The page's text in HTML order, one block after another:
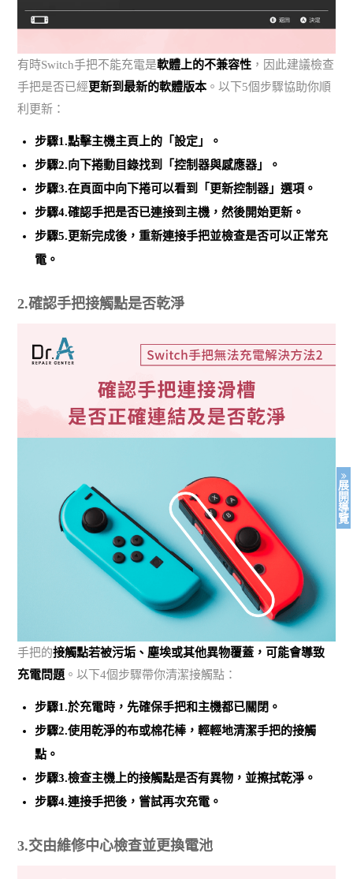
有時Switch手把不能充電是軟體上的不兼容性 ，因此建議檢查
手把是否已經更新到最新的軟體版本 。以下5個步驟協助你順
利更新：
步驟1.點擊主機主頁上的「設定」。
步驟2.向下捲動目錄找到「控制器與感應器」。
步驟3.在頁面中向下捲可以看到「更新控制器」選項。
步驟4.確認手把是否已連接到主機，然後開始更新。
步驟5.更新完成後，重新連接手把並檢查是否可以正常充
電。
2.確認手把接觸點是否乾淨
手把的接觸點若被污垢、塵埃或其他異物覆蓋，可能會導致
充電問題 。以下4個步驟帶你清潔接觸點：
步驟1.於充電時，先確保手把和主機都已關閉。
步驟2.使用乾淨的布或棉花棒，輕輕地清潔手把的接觸
點。
步驟3.檢查主機上的接觸點是否有異物，並擦拭乾淨。
步驟4.連接手把後，嘗試再次充電。
3.交由維修中心檢查並更換電池
展
開
導
覽